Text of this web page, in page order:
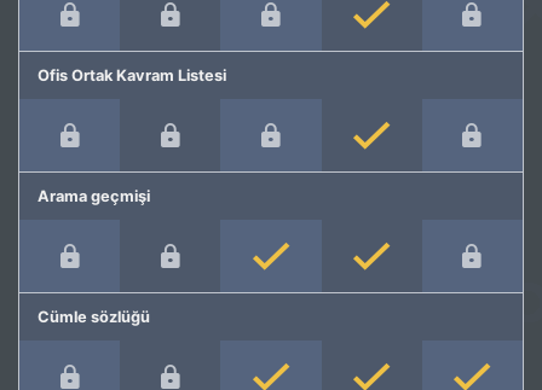
Ofis Ortak Kavram Listesi
Arama geçmişi
Cümle sözlüğü